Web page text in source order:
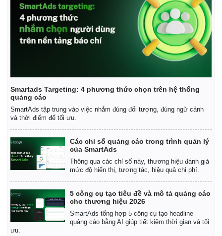
Smartads Targeting: 4 phương thức chọn trên hệ thống
quảng cáo
SmartAds tập trung vào việc nhắm đúng đối tượng, đúng ngữ cảnh
và thời điểm để tối ưu.
Các chỉ số quảng cáo trong trình quản lý
của SmartAds
Thông qua các chỉ số này, thương hiệu đánh giá
mức độ hiển thị, tương tác, hiệu quả chi phí.
5 công cụ tạo tiêu đề và mô tả quảng cáo
cho thương hiệu 2026
SmartAds tổng hợp 5 công cụ tạo headline
quảng cáo bằng AI giúp tiết kiệm thời gian và tối
ưu.